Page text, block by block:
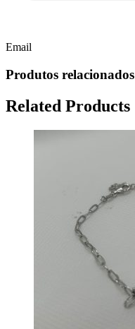
Email
Produtos relacionados
Related Products